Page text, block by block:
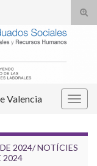
el
Valencia
2024/ NOTÍCIES
2024